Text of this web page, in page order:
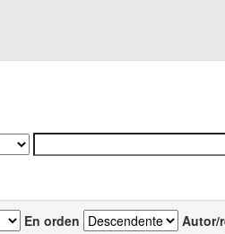
En orden Autor/